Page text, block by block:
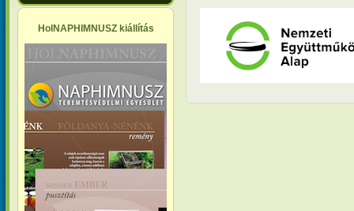
HolNAPHIMNUSZ kiállítás